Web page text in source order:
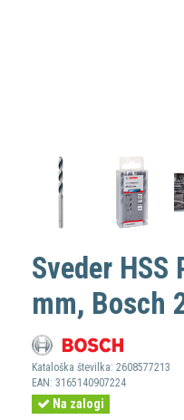
Sveder HSS
mm, Bosch
Kataloška številka: 2608577213
EAN: 3165140907224
Na zalogi